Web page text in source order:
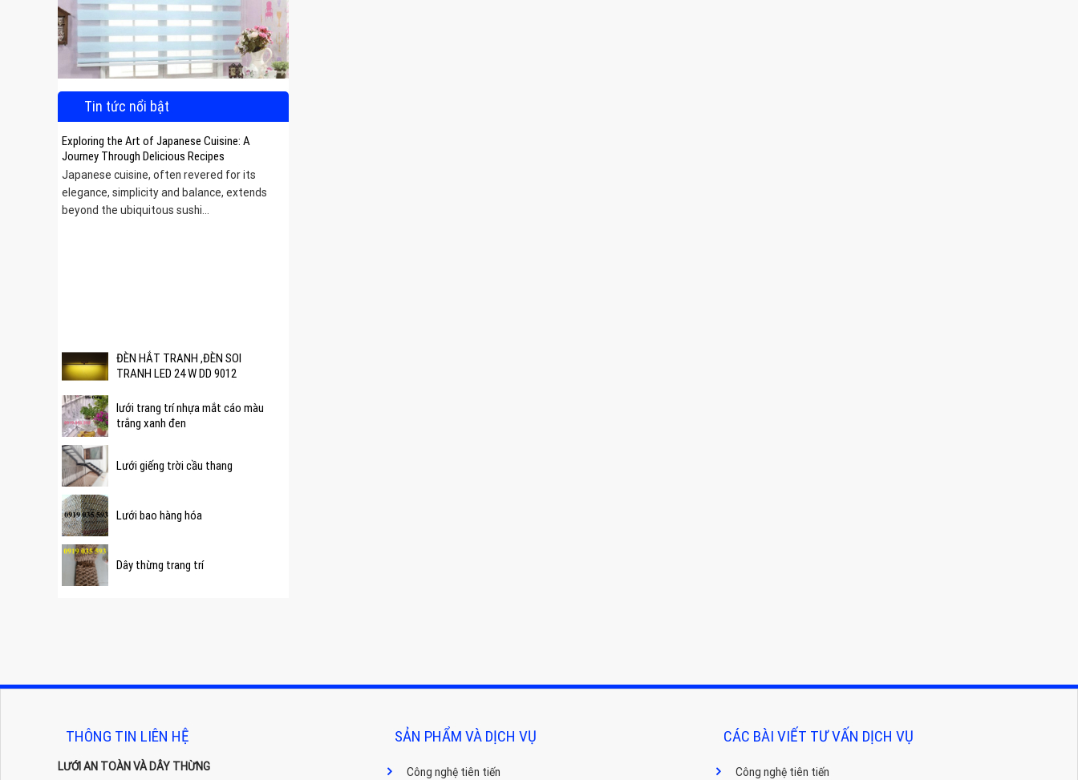
Tin tức nổi bật
Exploring the Art of Japanese Cuisine: A
Journey Through Delicious Recipes
Japanese cuisine, often revered for its
elegance, simplicity and balance, extends
beyond the ubiquitous sushi...
ĐÈN HẮT TRANH ,ĐÈN SOI
TRANH LED 24 W DD 9012
lưới trang trí nhựa mắt cáo màu
trắng xanh đen
Lưới giếng trời cầu thang
Lưới bao hàng hóa
Dây thừng trang trí
THÔNG TIN LIÊN HỆ
LƯỚI AN TOÀN VÀ DÂY THỪNG
SẢN PHẨM VÀ DỊCH VỤ
Công nghệ tiên tiến
CÁC BÀI VIẾT TƯ VẤN DỊCH VỤ
Công nghệ tiên tiến